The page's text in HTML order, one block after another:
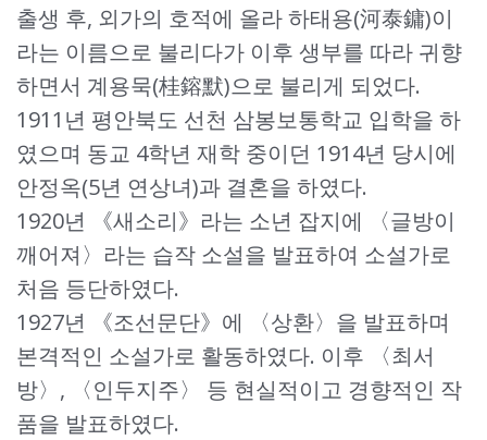
출생 후, 외가의 호적에 올라 하태용(河泰鏞)이
라는 이름으로 불리다가 이후 생부를 따라 귀향
하면서 계용묵(桂鎔默)으로 불리게 되었다.
1911년 평안북도 선천 삼봉보통학교 입학을 하
였으며 동교 4학년 재학 중이던 1914년 당시에
안정옥(5년 연상녀)과 결혼을 하였다.
1920년 《새소리》라는 소년 잡지에 〈글방이
깨어져〉라는 습작 소설을 발표하여 소설가로
처음 등단하였다.
1927년 《조선문단》에 〈상환〉을 발표하며
본격적인 소설가로 활동하였다. 이후 〈최서
방〉, 〈인두지주〉 등 현실적이고 경향적인 작
품을 발표하였다.